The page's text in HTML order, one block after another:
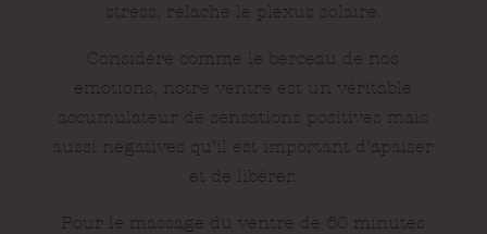
stress, relâche le plexus solaire.
Considéré comme le berceau de nos
émotions, notre ventre est un véritable
accumulateur de sensations positives mais
aussi négatives qu’il est important d’apaiser
et de libérer.
Pour le massage du ventre de 60 minutes